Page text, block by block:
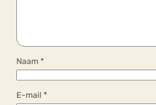
Naam *
E-mail *